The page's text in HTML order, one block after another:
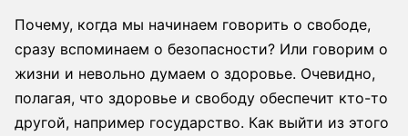
Почему, когда мы начинаем говорить о свободе,
сразу вспоминаем о безопасности? Или говорим о
жизни и невольно думаем о здоровье. Очевидно,
полагая, что здоровье и свободу обеспечит кто-то
другой, например государство. Как выйти из этого